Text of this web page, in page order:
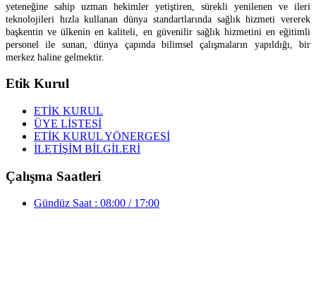
yeteneğine sahip uzman hekimler yetiştiren, sürekli yenilenen ve ileri
teknolojileri hızla kullanan dünya standartlarında sağlık hizmeti vererek
başkentin ve ülkenin en kaliteli, en güvenilir sağlık hizmetini en eğitimli
personel ile sunan, dünya çapında bilimsel çalışmaların yapıldığı, bir
merkez haline gelmektir.
Etik Kurul
ETİK KURUL
ÜYE LİSTESİ
ETİK KURUL YÖNERGESİ
İLETİŞİM BİLGİLERİ
Çalışma Saatleri
Gündüz Saat : 08:00 / 17:00